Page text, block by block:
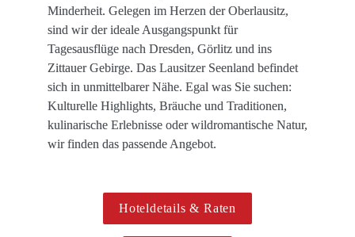
Minderheit. Gelegen im Herzen der Oberlausitz,
sind wir der ideale Ausgangspunkt für
Tagesausflüge nach Dresden, Görlitz und ins
Zittauer Gebirge. Das Lausitzer Seenland befindet
sich in unmittelbarer Nähe. Egal was Sie suchen:
Kulturelle Highlights, Bräuche und Traditionen,
kulinarische Erlebnisse oder wildromantische Natur,
wir finden das passende Angebot.
Hoteldetails & Raten